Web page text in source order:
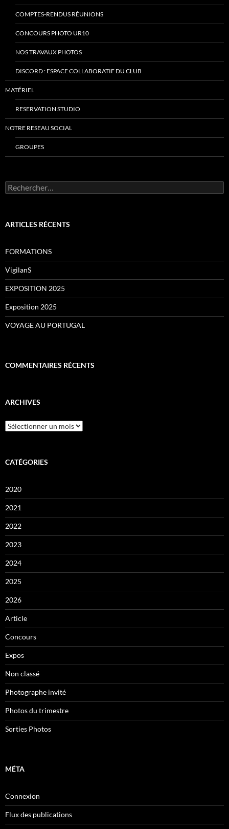
COMPTES-RENDUS RÉUNIONS
CONCOURS PHOTO UR10
NOS TRAVAUX PHOTOS
DISCORD : ESPACE COLLABORATIF DU CLUB
MATÉRIEL
RESERVATION STUDIO
NOTRE RESEAU SOCIAL
GROUPES
Rechercher :
ARTICLES RÉCENTS
FORMATIONS
VigilanS
EXPOSITION 2025
Exposition 2025
VOYAGE AU PORTUGAL
COMMENTAIRES RÉCENTS
ARCHIVES
Archives
CATÉGORIES
2020
2021
2022
2023
2024
2025
2026
Article
Concours
Expos
Non classé
Photographe invité
Photos du trimestre
Sorties Photos
MÉTA
Connexion
Flux des publications